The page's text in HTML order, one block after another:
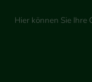
Hier können Sie Ihre